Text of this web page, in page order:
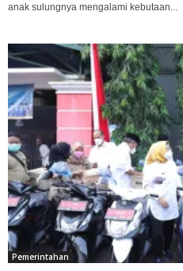
anak sulungnya mengalami kebutaan...
Pemerintahan